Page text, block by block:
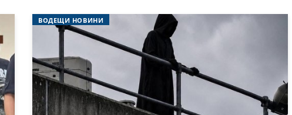
ВОДЕЩИ НОВИНИ